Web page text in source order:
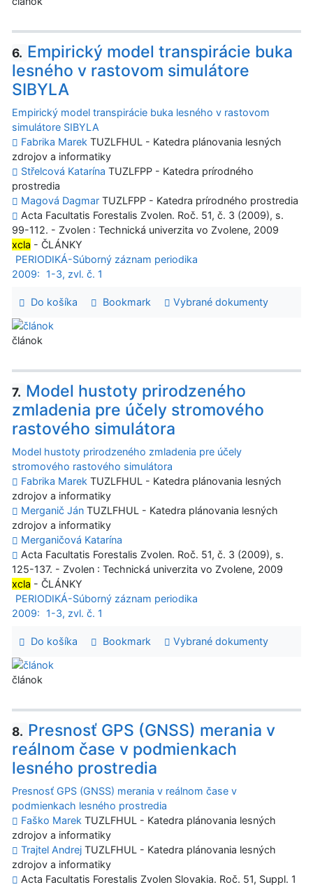
6. Empirický model transpirácie buka
lesného v rastovom simulátore
SIBYLA
Empirický model transpirácie buka lesného v rastovom
simulátore SIBYLA
Fabrika Marek TUZLFHUL - Katedra plánovania lesných
zdrojov a informatiky
Střelcová Katarína TUZLFPP - Katedra prírodného
prostredia
Magová Dagmar TUZLFPP - Katedra prírodného prostredia
Acta Facultatis Forestalis Zvolen. Roč. 51, č. 3 (2009), s.
99-112. - Zvolen : Technická univerzita vo Zvolene, 2009
xcla - ČLÁNKY
PERIODIKÁ-Súborný záznam periodika
2009:
1-3, zvl. č. 1
Do košíka Bookmark Vybrané dokumenty
článok
7. Model hustoty prirodzeného
zmladenia pre účely stromového
rastového simulátora
Model hustoty prirodzeného zmladenia pre účely
stromového rastového simulátora
Fabrika Marek TUZLFHUL - Katedra plánovania lesných
zdrojov a informatiky
Merganič Ján TUZLFHUL - Katedra plánovania lesných
zdrojov a informatiky
Merganičová Katarína
Acta Facultatis Forestalis Zvolen. Roč. 51, č. 3 (2009), s.
125-137. - Zvolen : Technická univerzita vo Zvolene, 2009
xcla - ČLÁNKY
PERIODIKÁ-Súborný záznam periodika
2009:
1-3, zvl. č. 1
Do košíka Bookmark Vybrané dokumenty
článok
8. Presnosť GPS (GNSS) merania v
reálnom čase v podmienkach
lesného prostredia
Presnosť GPS (GNSS) merania v reálnom čase v
podmienkach lesného prostredia
Faško Marek TUZLFHUL - Katedra plánovania lesných
zdrojov a informatiky
Trajtel Andrej TUZLFHUL - Katedra plánovania lesných
zdrojov a informatiky
Acta Facultatis Forestalis Zvolen Slovakia. Roč. 51, Suppl. 1